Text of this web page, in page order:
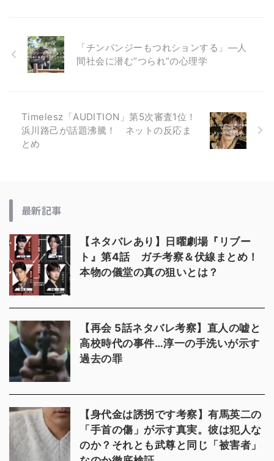
「チンパンジーもつれションする」—人
間社会に潜む“つられ”の心理学
Timelesz「AUDITION」第5次審査1位！
浜川路己が話題沸騰！ ネットの反応ま
とめ
最新記事
【ネタバレあり】日曜劇場『リブー
ト』第4話 ガチ考察＆伏線まとめ！
本物の儀堂の真の狙いとは？
【再会 5話ネタバレ考察】直人の嘘と
高校時代の事件…淳一の手洗いが示す
過去の罪
【身代金は誘拐です考察】有馬英二の
「手首の傷」が示す真実。彼は犯人な
のか？それとも武尊と同じ「被害者」